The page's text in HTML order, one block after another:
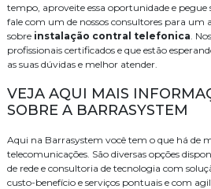
tempo, aproveite essa oportunidade e pegue
fale com um de nossos consultores para
sobre instalação contral telefonica .
profissionais certificados e que estão
as suas dúvidas e melhor atender.
VEJA AQUI MAIS
SOBRE A BARRASYSTEM
Aqui na Barrasystem você tem o que há de
telecomunicações. São diversas opções
de rede e consultoria de tecnologia com
custo-benefício e serviços pontuais e com